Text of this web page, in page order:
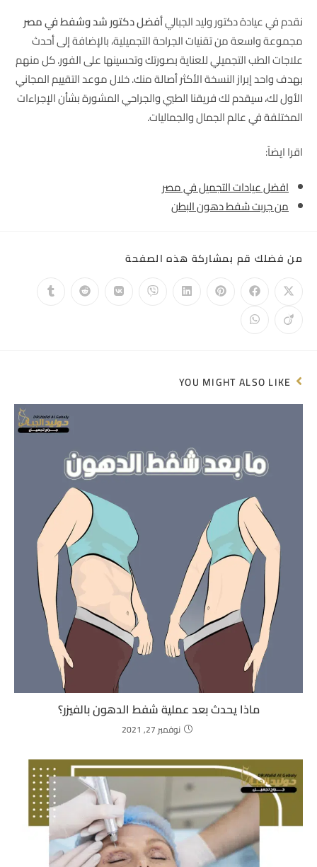
نقدم في عيادة دكتور وليد الجباليأفضل دكتور شد وشفط في مصر
مجموعة واسعة من تقنيات الجراحة التجميلية، بالإضافة إلى أحدث
علاجات الطب التجميلي للعناية بصورتك وتحسينها على الفور. كل منهم
بهدف واحد إبراز النسخة الأكثر أصالة منك. خلال موعد التقييم المجاني
الأول لك، سيقدم لك فريقنا الطبي والجراحي المشورة بشأن الإجراءات
المختلفة في عالم الجمال والجماليات.
اقرا ايضاً:
افضل عيادات التجميل في مصر
من جربت شفط دهون البطن
من فضلك قم بمشاركة هذه الصفحة
YOU MIGHT ALSO LIKE
ماذا يحدث بعد عملية شفط الدهون بالفيزر؟
نوفمبر 27, 2021